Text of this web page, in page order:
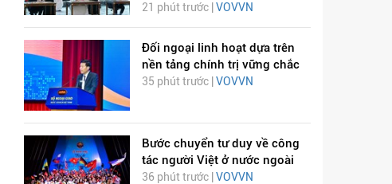
21 phút trước | VOVVN
Đối ngoại linh hoạt dựa trên
nền tảng chính trị vững chắc
35 phút trước | VOVVN
Bước chuyển tư duy về công
tác người Việt ở nước ngoài
36 phút trước |VOVVN